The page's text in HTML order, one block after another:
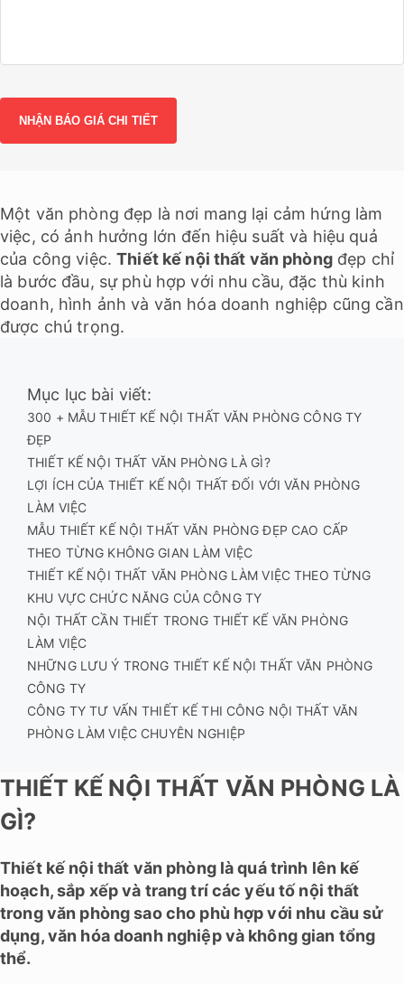
Một văn phòng đẹp là nơi mang lại cảm hứng làm
việc, có ảnh hưởng lớn đến hiệu suất và hiệu quả
của công việc.Thiết kế nội thất văn phòngđẹp chỉ
là bước đầu, sự phù hợp với nhu cầu, đặc thù kinh
doanh, hình ảnh và văn hóa doanh nghiệp cũng cần
được chú trọng.
Mục lục bài viết:
300 + MẪU THIẾT KẾ NỘI THẤT VĂN PHÒNG CÔNG TY
ĐẸP
THIẾT KẾ NỘI THẤT VĂN PHÒNG LÀ GÌ?
LỢI ÍCH CỦA THIẾT KẾ NỘI THẤT ĐỐI VỚI VĂN PHÒNG
LÀM VIỆC
MẪU THIẾT KẾ NỘI THẤT VĂN PHÒNG ĐẸP CAO CẤP
THEO TỪNG KHÔNG GIAN LÀM VIỆC
THIẾT KẾ NỘI THẤT VĂN PHÒNG LÀM VIỆC THEO TỪNG
KHU VỰC CHỨC NĂNG CỦA CÔNG TY
NỘI THẤT CẦN THIẾT TRONG THIẾT KẾ VĂN PHÒNG
LÀM VIỆC
NHỮNG LƯU Ý TRONG THIẾT KẾ NỘI THẤT VĂN PHÒNG
CÔNG TY
CÔNG TY TƯ VẤN THIẾT KẾ THI CÔNG NỘI THẤT VĂN
PHÒNG LÀM VIỆC CHUYÊN NGHIỆP
THIẾT KẾ NỘI THẤT VĂN PHÒNG LÀ
GÌ?
Thiết kế nội thất văn phòng là quá trình lên kế
hoạch, sắp xếp và trang trí các yếu tố nội thất
trong văn phòng sao cho phù hợp với nhu cầu sử
dụng, văn hóa doanh nghiệp và không gian tổng
thể.